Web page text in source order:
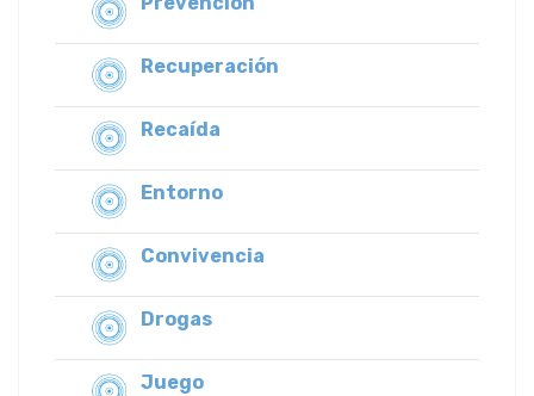
Recuperación
Recaída
Entorno
Convivencia
Drogas
Juego